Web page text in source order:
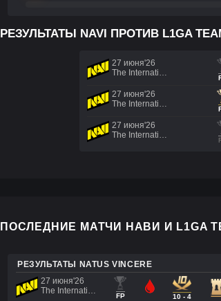
РЕЗУЛЬТАТЫ NAVI ПРОТИВ L1GA
27 июня'26
27 июня'26
27 июня'26
ПОСЛЕДНИЕ МАТЧИ НАВИ И L1GA
РЕЗУЛЬТАТЫ NATUS VINCERE
27 июня'26
FP 10 - 4